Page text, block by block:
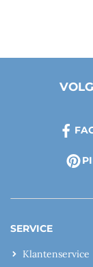
SERVICE
Klantenservice